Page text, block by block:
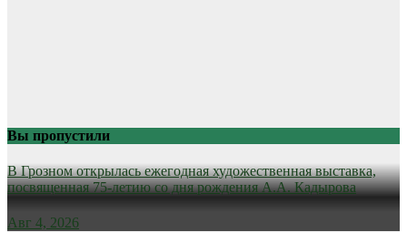
Вы пропустили
В Грозном открылась ежегодная художественная выставка,
посвященная 75-летию со дня рождения А.А. Кадырова
Авг 4, 2026